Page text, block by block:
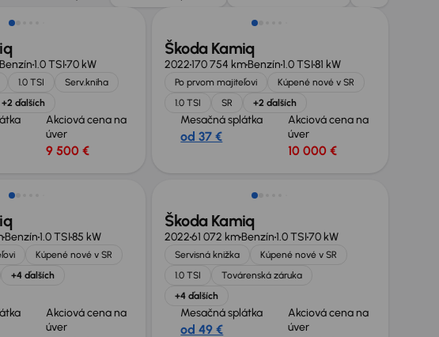
1.0 TSI70 kW
1.0 TSI
Serv.kniha
+2 ďalších
Akciová cena na
úver
9 500 €
Škoda Kamiq
2022170 754 kmBenzín1.0 TSI81 kW
Po prvom majiteľovi
Kúpené nové v SR
1.0 TSI
SR +2 ďalších
Mesačná splátka
od 37 €
Akciová cena na
úver
10 000 €
Benzín1.0 TSI85 kW
Kúpené nové v SR
+4 ďalších
Akciová cena na
úver
Škoda Kamiq
202261 072 kmBenzín1.0 TSI70 kW
Servisná knižka
Kúpené nové v SR
1.0 TSI
Továrenská záruka
+4 ďalších
Mesačná splátka
od 49 €
Akciová cena na
úver